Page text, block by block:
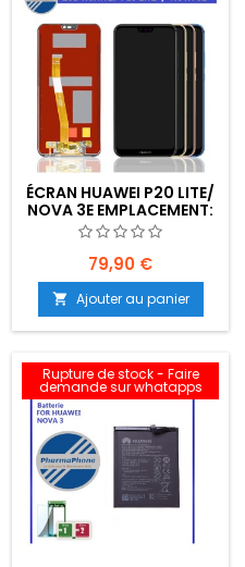
ÉCRAN HUAWEI P20 LITE/
NOVA 3E EMPLACEMENT:
Z2-R10-E01
79,90 €
 Ajouter au panier
Rupture de stock - Faire
demande sur whatapps